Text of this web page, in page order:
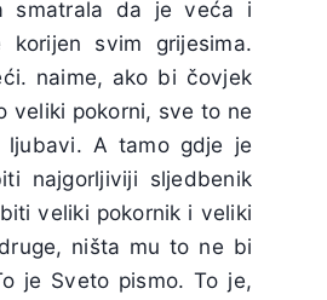
smatrala da je veća i
svim grijesima.
naime, ako bi čovjek
veliki pokorni, sve to ne
A tamo gdje je
najgorljiviji sljedbenik
veliki pokornik i veliki
ništa mu to ne bi
je Sveto pismo. To je,